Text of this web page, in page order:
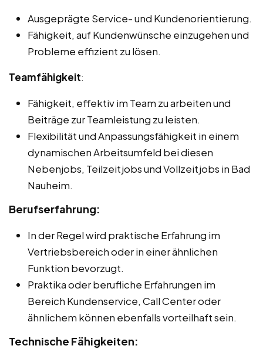
Ausgeprägte Service- und Kundenorientierung.
Fähigkeit, auf Kundenwünsche einzugehen und
Probleme effizient zu lösen.
Teamfähigkeit:
Fähigkeit, effektiv im Team zu arbeiten und
Beiträge zur Teamleistung zu leisten.
Flexibilität und Anpassungsfähigkeit in einem
dynamischen Arbeitsumfeld bei diesen
Nebenjobs, Teilzeitjobs und Vollzeitjobs in Bad
Nauheim.
Berufserfahrung:
In der Regel wird praktische Erfahrung im
Vertriebsbereich oder in einer ähnlichen
Funktion bevorzugt.
Praktika oder berufliche Erfahrungen im
Bereich Kundenservice, Call Center oder
ähnlichem können ebenfalls vorteilhaft sein.
Technische Fähigkeiten: